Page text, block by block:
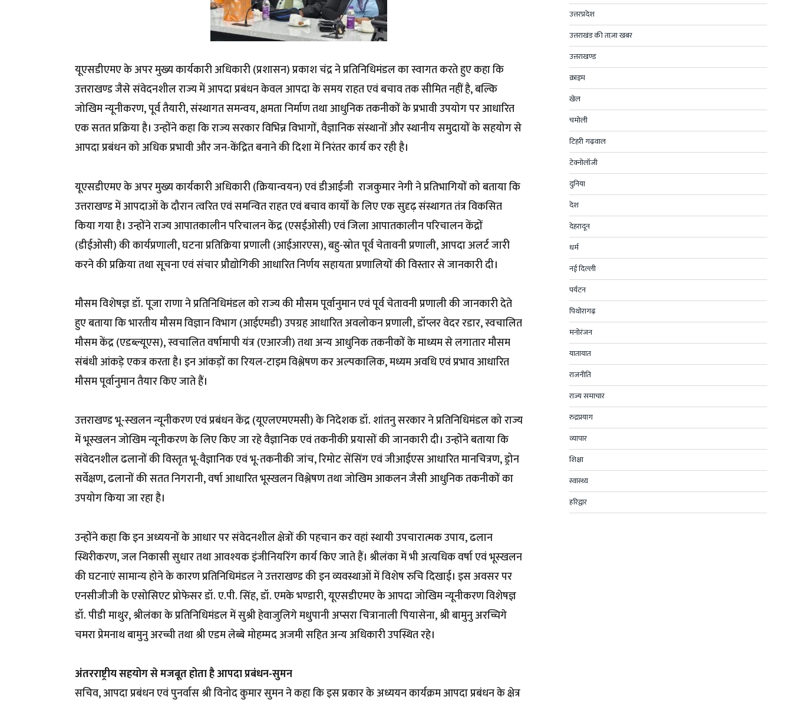
यूएसडीएमए के अपर मुख्य कार्यकारी अधिकारी (प्रशासन) प्रकाश चंद्र ने प्रतिनिधिमंडल का स्वागत करते हुए कहा कि
उत्तराखण्ड जैसे संवेदनशील राज्य में आपदा प्रबंधन केवल आपदा के समय राहत एवं बचाव तक सीमित नहीं है, बल्कि
जोखिम न्यूनीकरण, पूर्व तैयारी, संस्थागत समन्वय, क्षमता निर्माण तथा आधुनिक तकनीकों के प्रभावी उपयोग पर आधारित
एक सतत प्रक्रिया है। उन्होंने कहा कि राज्य सरकार विभिन्न विभागों, वैज्ञानिक संस्थानों और स्थानीय समुदायों के सहयोग से
आपदा प्रबंधन को अधिक प्रभावी और जन-केंद्रित बनाने की दिशा में निरंतर कार्य कर रही है।
यूएसडीएमए के अपर मुख्य कार्यकारी अधिकारी (क्रियान्वयन) एवं डीआईजी राजकुमार नेगी ने प्रतिभागियों को बताया कि
उत्तराखण्ड में आपदाओं के दौरान त्वरित एवं समन्वित राहत एवं बचाव कार्यों के लिए एक सुदृढ़ संस्थागत तंत्र विकसित
किया गया है। उन्होंने राज्य आपातकालीन परिचालन केंद्र (एसईओसी) एवं जिला आपातकालीन परिचालन केंद्रों
(डीईओसी) की कार्यप्रणाली, घटना प्रतिक्रिया प्रणाली (आईआरएस), बहु-स्रोत पूर्व चेतावनी प्रणाली, आपदा अलर्ट जारी
करने की प्रक्रिया तथा सूचना एवं संचार प्रौद्योगिकी आधारित निर्णय सहायता प्रणालियों की विस्तार से जानकारी दी।
मौसम विशेषज्ञ डॉ. पूजा राणा ने प्रतिनिधिमंडल को राज्य की मौसम पूर्वानुमान एवं पूर्व चेतावनी प्रणाली की जानकारी देते
हुए बताया कि भारतीय मौसम विज्ञान विभाग (आईएमडी) उपग्रह आधारित अवलोकन प्रणाली, डॉप्लर वेदर रडार, स्वचालित
मौसम केंद्र (एडब्ल्यूएस), स्वचालित वर्षामापी यंत्र (एआरजी) तथा अन्य आधुनिक तकनीकों के माध्यम से लगातार मौसम
संबंधी आंकड़े एकत्र करता है। इन आंकड़ों का रियल-टाइम विश्लेषण कर अल्पकालिक, मध्यम अवधि एवं प्रभाव आधारित
मौसम पूर्वानुमान तैयार किए जाते हैं।
उत्तराखण्ड भू-स्खलन न्यूनीकरण एवं प्रबंधन केंद्र (यूएलएमएमसी) के निदेशक डॉ. शांतनु सरकार ने प्रतिनिधिमंडल को राज्य
में भूस्खलन जोखिम न्यूनीकरण के लिए किए जा रहे वैज्ञानिक एवं तकनीकी प्रयासों की जानकारी दी। उन्होंने बताया कि
संवेदनशील ढलानों की विस्तृत भू-वैज्ञानिक एवं भू-तकनीकी जांच, रिमोट सेंसिंग एवं जीआईएस आधारित मानचित्रण, ड्रोन
सर्वेक्षण, ढलानों की सतत निगरानी, वर्षा आधारित भूस्खलन विश्लेषण तथा जोखिम आकलन जैसी आधुनिक तकनीकों का
उपयोग किया जा रहा है।
उन्होंने कहा कि इन अध्ययनों के आधार पर संवेदनशील क्षेत्रों की पहचान कर वहां स्थायी उपचारात्मक उपाय, ढलान
स्थिरीकरण, जल निकासी सुधार तथा आवश्यक इंजीनियरिंग कार्य किए जाते हैं। श्रीलंका में भी अत्यधिक वर्षा एवं भूस्खलन
की घटनाएं सामान्य होने के कारण प्रतिनिधिमंडल ने उत्तराखण्ड की इन व्यवस्थाओं में विशेष रुचि दिखाई। इस अवसर पर
एनसीजीजी के एसोसिएट प्रोफेसर डॉ. ए.पी. सिंह, डॉ. एमके भण्डारी, यूएसडीएमए के आपदा जोखिम न्यूनीकरण विशेषज्ञ
डॉ. पीडी माथुर, श्रीलंका के प्रतिनिधिमंडल में सुश्री हेवाजुलिगे मधुपानी अप्सरा चित्रानाली पियासेना, श्री बामुनु अरच्चिगे
चमरा प्रेमनाथ बामुनु अरच्ची तथा श्री एडम लेब्बे मोहम्मद अजमी सहित अन्य अधिकारी उपस्थित रहे।
अंतरराष्ट्रीय सहयोग से मजबूत होता है आपदा प्रबंधन-सुमन
सचिव, आपदा प्रबंधन एवं पुनर्वास श्री विनोद कुमार सुमन ने कहा कि इस प्रकार के अध्ययन कार्यक्रम आपदा प्रबंधन के क्षेत्र
उत्तरप्रदेश
उत्तराखंड की ताज़ा खबर
उत्तराखण्ड
क्राइम
खेल
चमोली
टिहरी गढ़वाल
टेक्नोलॉजी
दुनिया
देश
देहरादून
धर्म
नई दिल्ली
पर्यटन
पिथोरागढ़
मनोरंजन
यातायात
राजनीति
राज्य समाचार
रुद्रप्रयाग
व्यापार
शिक्षा
स्वास्थ्य
हरिद्वार